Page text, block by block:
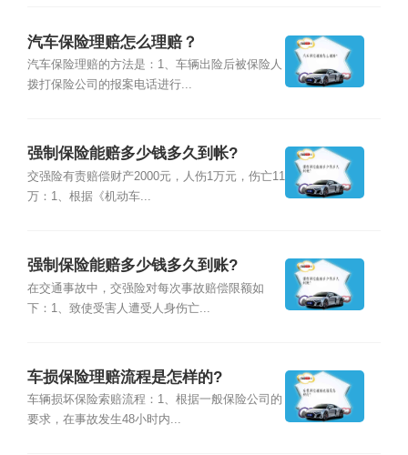
汽车保险理赔怎么理赔？
汽车保险理赔的方法是：1、车辆出险后被保险人
拨打保险公司的报案电话进行...
强制保险能赔多少钱多久到帐?
交强险有责赔偿财产2000元，人伤1万元，伤亡11
万：1、根据《机动车...
强制保险能赔多少钱多久到账?
在交通事故中，交强险对每次事故赔偿限额如
下：1、致使受害人遭受人身伤亡...
车损保险理赔流程是怎样的?
车辆损坏保险索赔流程：1、根据一般保险公司的
要求，在事故发生48小时内...